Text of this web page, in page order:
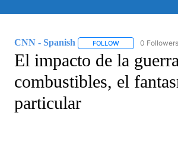
CNN - Spanish FOLLOWFOLLOW "CNN -
0 Followers
El impacto de la
combustibles, el
particular